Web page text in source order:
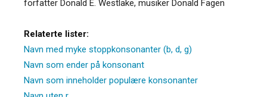
forfatter Donald E. Westlake, musiker Donald Fagen
Relaterte lister:
Navn med myke stoppkonsonanter (b, d, g)
Navn som ender på konsonant
Navn som inneholder populære konsonanter